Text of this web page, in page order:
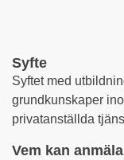
Syfte
Syftet med
grundkunskaper
privatanställda
Vem kan